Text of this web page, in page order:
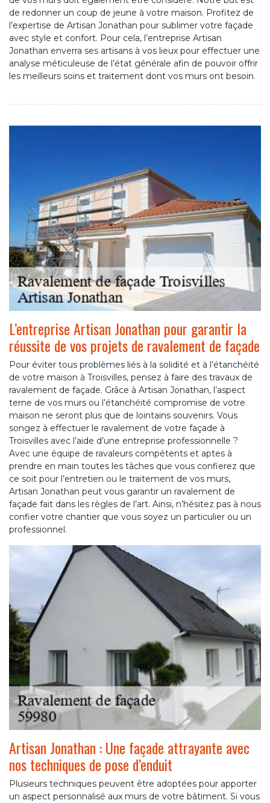
de redonner un coup de jeune à votre maison. Profitez de
l’expertise de Artisan Jonathan pour sublimer votre façade
avec style et confort. Pour cela, l’entreprise Artisan
Jonathan enverra ses artisans à vos lieux pour effectuer une
analyse méticuleuse de l’état générale afin de pouvoir offrir
les meilleurs soins et traitement dont vos murs ont besoin.
L’entreprise Artisan Jonathan pour garantir la
réussite de vos projets de ravalement de façade
Pour éviter tous problèmes liés à la solidité et à l’étanchéité
de votre maison à Troisvilles, pensez à faire des travaux de
ravalement de façade. Grâce à Artisan Jonathan, l’aspect
terne de vos murs ou l’étanchéité compromise de votre
maison ne seront plus que de lointains souvenirs. Vous
songez à effectuer le ravalement de votre façade à
Troisvilles avec l’aide d’une entreprise professionnelle ?
Avec une équipe de ravaleurs compétents et aptes à
prendre en main toutes les tâches que vous confierez que
ce soit pour l’entretien ou le traitement de vos murs,
Artisan Jonathan peut vous garantir un ravalement de
façade fait dans les règles de l’art. Ainsi, n’hésitez pas à nous
confier votre chantier que vous soyez un particulier ou un
professionnel.
Artisan Jonathan : Une façade attrayante avec
nos techniques de pose d’enduit
Plusieurs techniques peuvent être adoptées pour apporter
un aspect personnalisé aux murs de votre bâtiment. Si vous